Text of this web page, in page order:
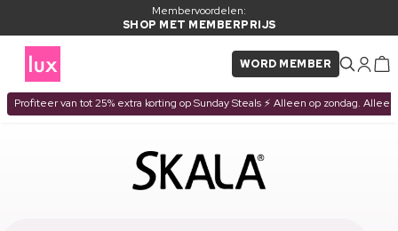
Membervoordelen:
SHOP MET MEMBERPRIJS
WORD MEMBER
Profiteer van tot 25% extra korting op Sunday Steals ⚡ Alleen op zondag.